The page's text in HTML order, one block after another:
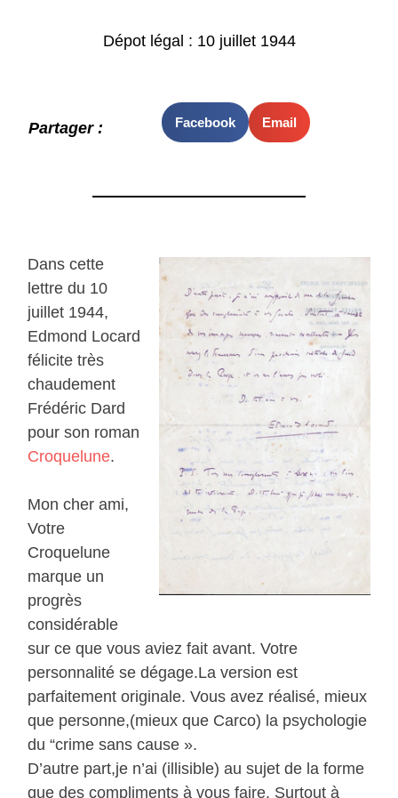
Dépot légal : 10 juillet 1944
Partager : Facebook Email
Dans cette
lettre du 10
juillet 1944,
Edmond Locard
félicite très
chaudement
Frédéric Dard
pour son roman
Croquelune.
Mon cher ami,
Votre
Croquelune
marque un
progrès
considérable
sur ce que vous aviez fait avant. Votre
personnalité se dégage.La version est
parfaitement originale. Vous avez réalisé, mieux
que personne,(mieux que Carco) la psychologie
du “crime sans cause ».
D’autre part,je n’ai (illisible) au sujet de la forme
que des compliments à vous faire. Surtout à